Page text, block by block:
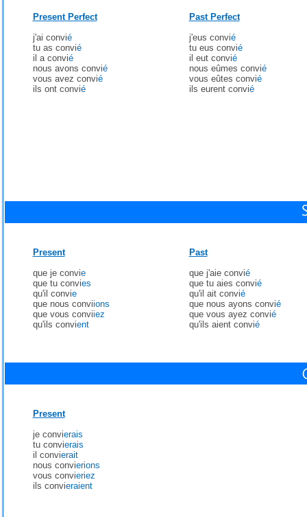
Present Perfect
j'ai convié
tu as convié
il a convié
nous avons convié
vous avez convié
ils ont convié
Past Perfect
j'eus convié
tu eus convié
il eut convié
nous eûmes convié
vous eûtes convié
ils eurent convié
Present
que je convie
que tu convies
qu'il convie
que nous conviions
que vous conviiez
qu'ils convient
Past
que j'aie convié
que tu aies convié
qu'il ait convié
que nous ayons convié
que vous ayez convié
qu'ils aient convié
Present
je convierais
tu convierais
il convierait
nous convierions
vous convieriez
ils convieraient